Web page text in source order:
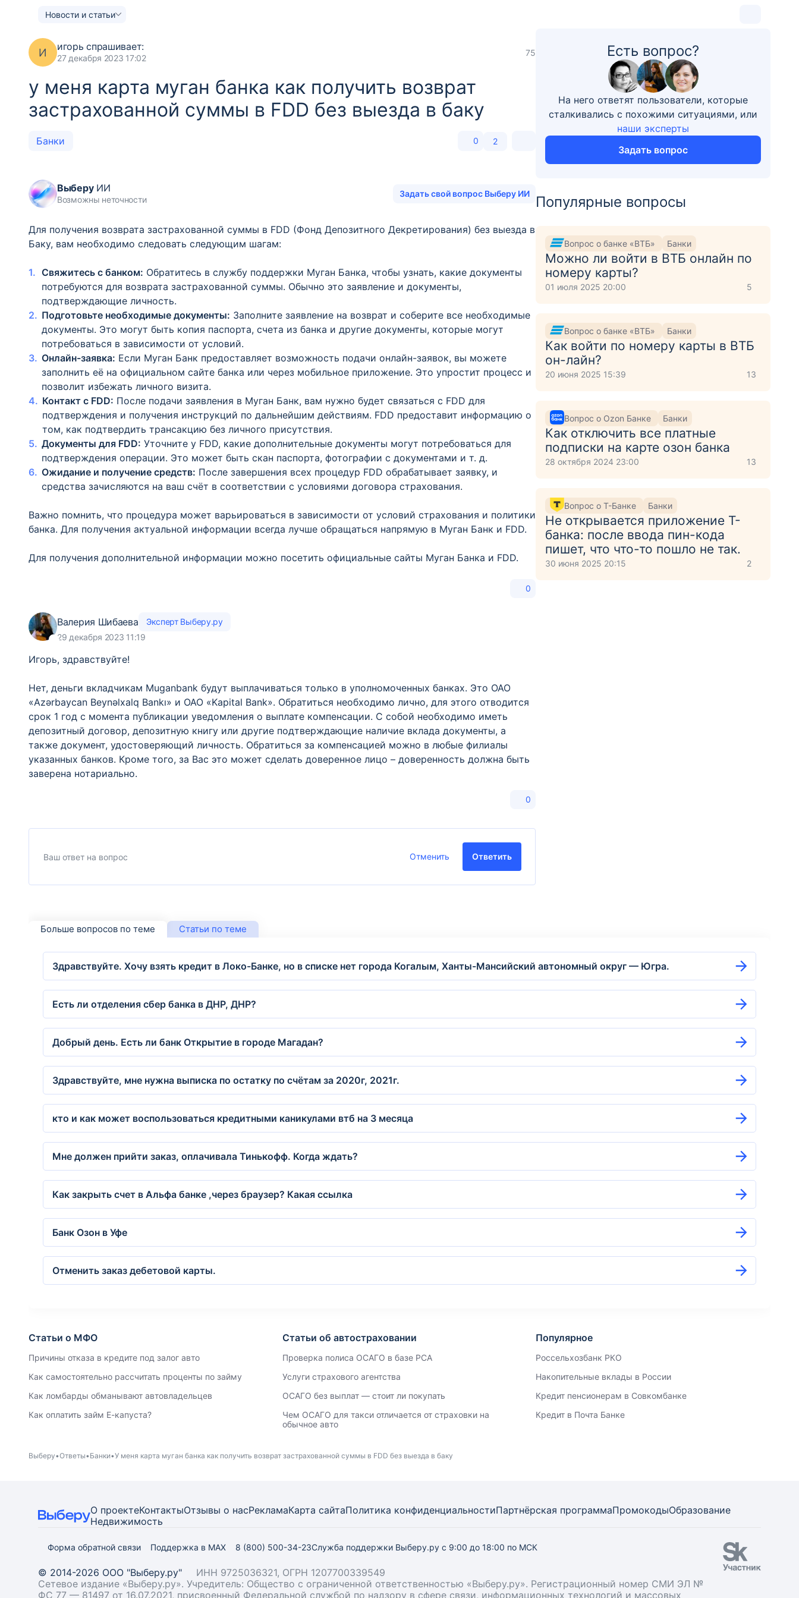
Новости и статьи
И игорь спрашивает:
27 декабря 2023 17:02
75
у меня карта муган банка как получить возврат
застрахованной суммы в FDD без выезда в баку
Банки 0 2
ВыберуИИ
Возможны неточности
Задать свой вопрос Выберу ИИ
Для получения возврата застрахованной суммы в FDD (Фонд Депозитного Декретирования) без выезда в
Баку, вам необходимо следовать следующим шагам:
Свяжитесь с банком: Обратитесь в службу поддержки Муган Банка, чтобы узнать, какие документы
потребуются для возврата застрахованной суммы. Обычно это заявление и документы,
подтверждающие личность.
Подготовьте необходимые документы: Заполните заявление на возврат и соберите все необходимые
документы. Это могут быть копия паспорта, счета из банка и другие документы, которые могут
потребоваться в зависимости от условий.
Онлайн-заявка: Если Муган Банк предоставляет возможность подачи онлайн-заявок, вы можете
заполнить её на официальном сайте банка или через мобильное приложение. Это упростит процесс и
позволит избежать личного визита.
Контакт с FDD: После подачи заявления в Муган Банк, вам нужно будет связаться с FDD для
подтверждения и получения инструкций по дальнейшим действиям. FDD предоставит информацию о
том, как подтвердить трансакцию без личного присутствия.
Документы для FDD: Уточните у FDD, какие дополнительные документы могут потребоваться для
подтверждения операции. Это может быть скан паспорта, фотографии с документами и т. д.
Ожидание и получение средств: После завершения всех процедур FDD обрабатывает заявку, и
средства зачисляются на ваш счёт в соответствии с условиями договора страхования.
Важно помнить, что процедура может варьироваться в зависимости от условий страхования и политики
банка. Для получения актуальной информации всегда лучше обращаться напрямую в Муган Банк и FDD.
Для получения дополнительной информации можно посетить официальные сайты Муган Банка и FDD.
0
Валерия Шибаева
Эксперт Выберу.ру
29 декабря 2023 11:19
Игорь, здравствуйте!
Нет, деньги вкладчикам Muganbank будут выплачиваться только в уполномоченных банках. Это ОАО
«Azərbaycan Beynəlxalq Bankı» и ОАО «Kapital Bank». Обратиться необходимо лично, для этого отводится
срок 1 год с момента публикации уведомления о выплате компенсации. С собой необходимо иметь
депозитный договор, депозитную книгу или другие подтверждающие наличие вклада документы, а
также документ, удостоверяющий личность. Обратиться за компенсацией можно в любые филиалы
указанных банков. Кроме того, за Вас это может сделать доверенное лицо – доверенность должна быть
заверена нотариально.
0
Отменить Ответить
Есть вопрос?
На него ответят пользователи, которые
сталкивались с похожими ситуациями, или
наши эксперты
Задать вопрос
Популярные вопросы
Вопрос о банке «ВТБ» Банки
Можно ли войти в ВТБ онлайн по
номеру карты?
01 июля 2025 20:00 5
Вопрос о банке «ВТБ» Банки
Как войти по номеру карты в ВТБ
он-лайн?
20 июня 2025 15:39 13
Вопрос о Ozon Банке Банки
Как отключить все платные
подписки на карте озон банка
28 октября 2024 23:00 13
Вопрос о Т-Банке Банки
Не открывается приложение Т-
банка: после ввода пин-кода
пишет, что что-то пошло не так.
30 июня 2025 20:15 2
Больше вопросов по теме Статьи по теме
Здравствуйте. Хочу взять кредит в Локо-Банке, но в списке нет города Когалым, Ханты-Мансийский автономный округ — Югра.
Есть ли отделения сбер банка в ДНР, ДНР?
Добрый день. Есть ли банк Открытие в городе Магадан?
Здравствуйте, мне нужна выписка по остатку по счётам за 2020г, 2021г.
кто и как может воспользоваться кредитными каникулами втб на 3 месяца
Мне должен прийти заказ, оплачивала Тинькофф. Когда ждать?
Как закрыть счет в Альфа банке ,через браузер? Какая ссылка
Банк Озон в Уфе
Отменить заказ дебетовой карты.
Статьи о МФО
Причины отказа в кредите под залог авто
Как самостоятельно рассчитать проценты по займу
Как ломбарды обманывают автовладельцев
Как оплатить займ Е-капуста?
Статьи об автостраховании
Проверка полиса ОСАГО в базе РСА
Услуги страхового агентства
ОСАГО без выплат — стоит ли покупать
Чем ОСАГО для такси отличается от страховки на
обычное авто
Популярное
Россельхозбанк РКО
Накопительные вклады в России
Кредит пенсионерам в Совкомбанке
Кредит в Почта Банке
Выберу Ответы Банки У меня карта муган банка как получить возврат застрахованной суммы в FDD без выезда в баку
О проектеКонтактыОтзывы о насРекламаКарта сайтаПолитика конфиденциальностиПартнёрская программаПромокодыОбразование
Недвижимость
Форма обратной связи Поддержка в MAX 8 (800) 500-34-23Служба поддержки Выберу.ру с 9:00 до 18:00 по МСК
© 2014-2026 ООО "Выберу.ру"
ИНН 9725036321, ОГРН 1207700339549
Сетевое издание «Выберу.ру». Учредитель: Общество с ограниченной ответственностью «Выберу.ру». Регистрационный номер СМИ ЭЛ №
ФС 77 — 81497 от 16.07.2021, присвоенный Федеральной службой по надзору в сфере связи, информационных технологий и массовых